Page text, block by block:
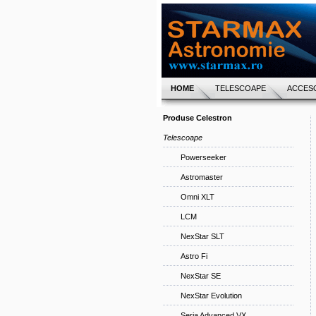
HOME TELESCOAPE
Produse Celestron
Telescoape
Powerseeker
Astromaster
Omni XLT
LCM
NexStar SLT
Astro Fi
NexStar SE
NexStar Evolution